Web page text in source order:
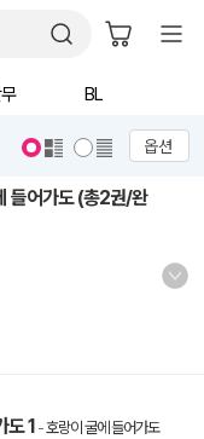
BL
옵션
들어가도 (총2권/완
도 1-호랑이 굴에 들어가도